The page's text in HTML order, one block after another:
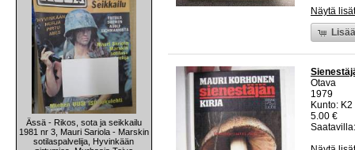
Ässä - Rikos, sota ja seikkailu
1981 nr 3, Mauri Sariola - Marskin
sotilaspalvelija, Hyvinkään
Näytä
Otava
1979
Kunto:
5.00 €